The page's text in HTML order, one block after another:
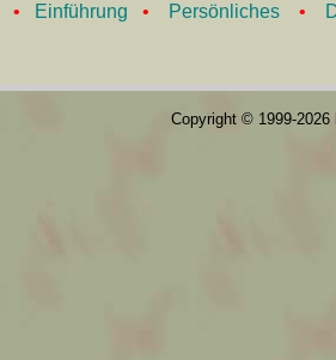
• Einführung • Persönliches •
Copyright © 1999-